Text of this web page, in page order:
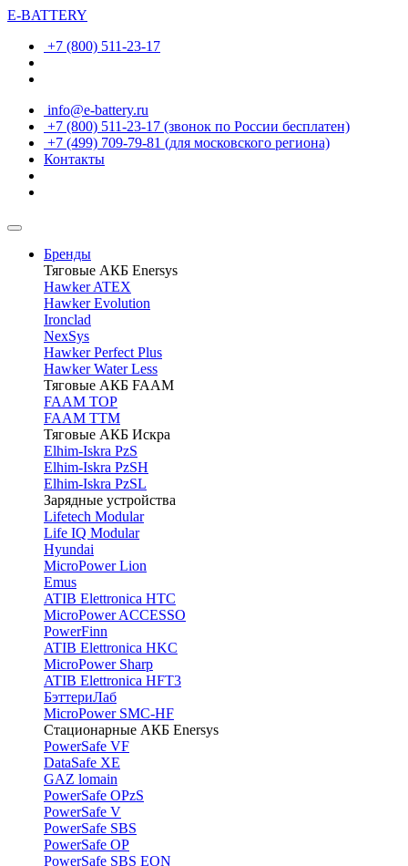
E-BATTERY
+7 (800) 511-23-17
info@e-battery.ru
+7 (800) 511-23-17 (звонок по России бесплатен)
+7 (499) 709-79-81 (для московского региона)
Контакты
Бренды
Тяговые АКБ Enersys
Hawker ATEX
Hawker Evolution
Ironclad
NexSys
Hawker Perfect Plus
Hawker Water Less
Тяговые АКБ FAAM
FAAM TOP
FAAM TTM
Тяговые АКБ Искра
Elhim-Iskra PzS
Elhim-Iskra PzSH
Elhim-Iskra PzSL
Зарядные устройства
Lifetech Modular
Life IQ Modular
Hyundai
MicroPower Lion
Emus
ATIB Elettronica HTC
MicroPower ACCESSO
PowerFinn
ATIB Elettronica HKC
MicroPower Sharp
ATIB Elettronica HFT3
БэттериЛаб
MicroPower SMC-HF
Стационарные АКБ Enersys
PowerSafe VF
DataSafe XE
GAZ lomain
PowerSafe OPzS
PowerSafe V
PоwerSafe SBS
PowerSafe OP
PоwerSafe SBS EON